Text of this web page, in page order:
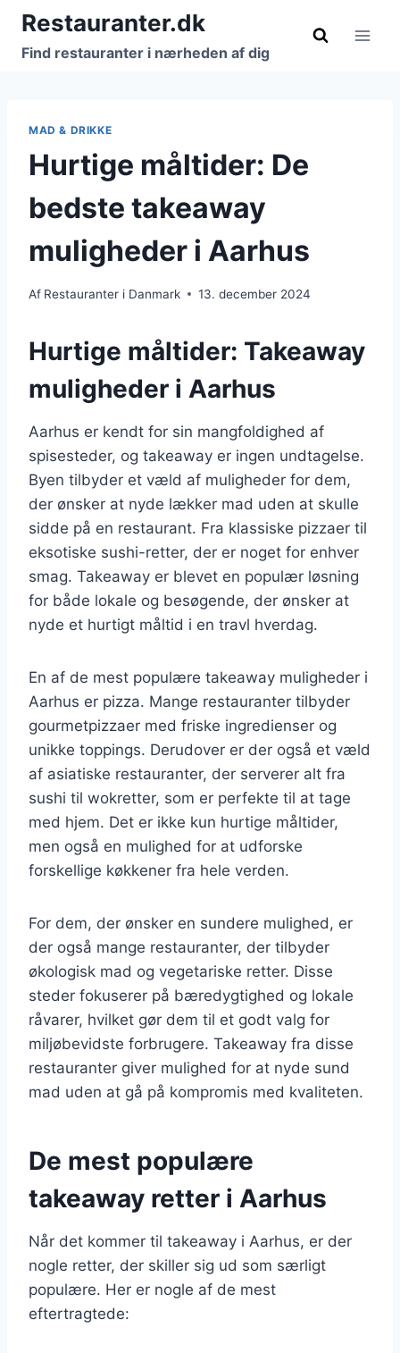
Fortsæt
indhold
Restauranter.dk
Find restauranter i nærheden af dig
MAD & DRIKKE
Hurtige måltider: De
bedste takeaway
muligheder i Aarhus
Af Restauranter i Danmark 13. december 2024
Hurtige måltider: Takeaway
muligheder i Aarhus
Aarhus er kendt for sin mangfoldighed af
spisesteder, og takeaway er ingen undtagelse.
Byen tilbyder et væld af muligheder for dem,
der ønsker at nyde lækker mad uden at skulle
sidde på en restaurant. Fra klassiske pizzaer til
eksotiske sushi-retter, der er noget for enhver
smag. Takeaway er blevet en populær løsning
for både lokale og besøgende, der ønsker at
nyde et hurtigt måltid i en travl hverdag.
En af de mest populære takeaway muligheder i
Aarhus er pizza. Mange restauranter tilbyder
gourmetpizzaer med friske ingredienser og
unikke toppings. Derudover er der også et væld
af asiatiske restauranter, der serverer alt fra
sushi til wokretter, som er perfekte til at tage
med hjem. Det er ikke kun hurtige måltider,
men også en mulighed for at udforske
forskellige køkkener fra hele verden.
For dem, der ønsker en sundere mulighed, er
der også mange restauranter, der tilbyder
økologisk mad og vegetariske retter. Disse
steder fokuserer på bæredygtighed og lokale
råvarer, hvilket gør dem til et godt valg for
miljøbevidste forbrugere. Takeaway fra disse
restauranter giver mulighed for at nyde sund
mad uden at gå på kompromis med kvaliteten.
De mest populære
takeaway retter i Aarhus
Når det kommer til takeaway i Aarhus, er der
nogle retter, der skiller sig ud som særligt
populære. Her er nogle af de mest
eftertragtede: